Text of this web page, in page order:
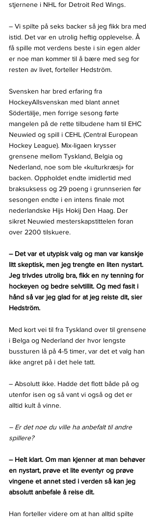
stjernene i NHL for Detroit Red Wings.
– Vi spilte på seks backer så jeg fikk bra med
istid. Det var en utrolig heftig opplevelse. Å
få spille mot verdens beste i sin egen alder
er noe man kommer til å bære med seg for
resten av livet, forteller Hedström.
Svensken har bred erfaring fra
HockeyAllsvenskan med blant annet
Södertälje, men forrige sesong førte
mangelen på de rette tilbudene ham til EHC
Neuwied og spill i CEHL (Central European
Hockey League). Mix-ligaen krysser
grensene mellom Tyskland, Belgia og
Nederland, noe som ble «kulturkræsj» for
backen. Oppholdet endte imidlertid med
braksuksess og 29 poeng i grunnserien før
sesongen endte i en intens finale mot
nederlandske Hijs Hokij Den Haag. Der
sikret Neuwied mesterskapstittelen foran
over 2200 tilskuere.
– Det var et utypisk valg og man var kanskje
litt skeptisk, men jeg trengte en liten nystart.
Jeg trivdes utrolig bra, fikk en ny tenning for
hockeyen og bedre selvtillit. Og med fasit i
hånd så var jeg glad for at jeg reiste dit, sier
Hedström.
Med kort vei til fra Tyskland over til grensene
i Belga og Nederland der hvor lengste
bussturen lå på 4-5 timer, var det et valg han
ikke angret på i det hele tatt.
– Absolutt ikke. Hadde det flott både på og
utenfor isen og så vant vi også og det er
alltid kult å vinne.
– Er det noe du ville ha anbefalt til andre
spillere?
– Helt klart. Om man kjenner at man behøver
en nystart, prøve et lite eventyr og prøve
vingene et annet sted i verden så kan jeg
absolutt anbefale å reise dit.
Han forteller videre om at han alltid spilte